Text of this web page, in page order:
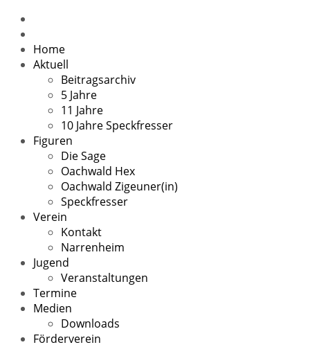
Home
Aktuell
Beitragsarchiv
5 Jahre
11 Jahre
10 Jahre Speckfresser
Figuren
Die Sage
Oachwald Hex
Oachwald Zigeuner(in)
Speckfresser
Verein
Kontakt
Narrenheim
Jugend
Veranstaltungen
Termine
Medien
Downloads
Förderverein